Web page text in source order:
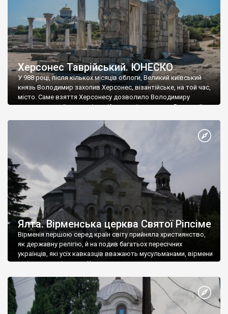
Херсонес Таврійський. ЮНЕСКО
У 988 році, після кількох місяців облоги, Великий київський
князь Володимир захопив Херсонес, візантійське, на той час,
місто. Саме взяття Херсонесу дозволило Володимиру
диктувати свої умови візантійському імператору Василю ІІ, та
Херсонесі Володимир-язичник, став Василем-християнином.
А потім було Хрещення Русі. На честь Херсонесу Таврійського
Ялта. Вірменська церква Святої Ріпсіме
Вірменія першою серед країн світу прийняла християнство,
як державну релігію, й на подив багатьох пересічних
українців, які усіх кавказців вважають мусульманами, вірмени
є відданими вірянами Христа